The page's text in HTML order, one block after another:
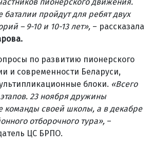
баталии пройдут для ребят двух
– 9-10 и 10-13 лет», – рассказала
по развитию пионерского
и современности Беларуси,
блоки. «Всего
23 ноября дружины
команды своей школы, а в декабре
отборочного тура», –
ЦС БРПО.